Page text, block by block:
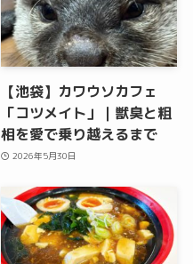
【池袋】カワウソカフェ
「コツメイト」｜獣臭と粗
相を愛で乗り越えるまで
2026年5月30日